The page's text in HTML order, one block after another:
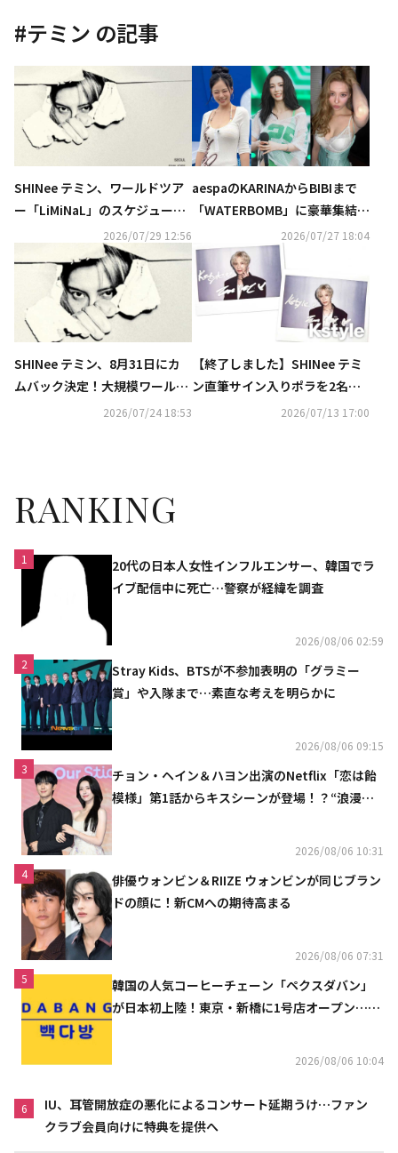
#テミン の記事
SHINee テミン、ワールドツア
ー「LiMiNaL」のスケジュール
2026/07/29 12:56
aespaのKARINAからBIBIまで
「WATERBOMB」に豪華集結！
ビキニ＆上半身裸のパフォーマ
ンスが話題…過激すぎると賛否
の声も
2026/07/27 18:04
SHINee テミン、8月31日にカ
ムバック決定！大規模ワールド
2026/07/24 18:53
【終了しました】SHINee テミ
ン直筆サイン入りポラを2名様
に！「Kstyle PARTY 2026」DA
2026/07/13 17:00
RANKING
1
20代の日本人女性インフルエンサー、韓国でラ
イブ配信中に死亡…警察が経緯を調査
2026/08/06 02:59
2
Stray Kids、BTSが不参加表明の「グラミー
賞」や入隊まで…素直な考えを明らかに
2026/08/06 09:15
3
チョン・ヘイン＆ハヨン出演のNetflix「恋は飴
模様」第1話からキスシーンが登場！？“浪漫と
2026/08/06 10:31
4
俳優ウォンビン＆RIIZE ウォンビンが同じブラン
ドの顔に！新CMへの期待高まる
2026/08/06 07:31
5
韓国の人気コーヒーチェーン「ペクスダバン」
が日本初上陸！東京・新橋に1号店オープン…海
2026/08/06 10:04
6
IU、耳管開放症の悪化によるコンサート延期うけ…ファン
クラブ会員向けに特典を提供へ